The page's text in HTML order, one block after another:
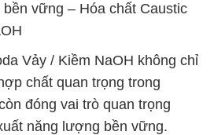
vững – Hóa chất Caustic
Vảy / Kiềm NaOH không chỉ
chất quan trọng trong
đóng vai trò quan trọng
năng lượng bền vững.